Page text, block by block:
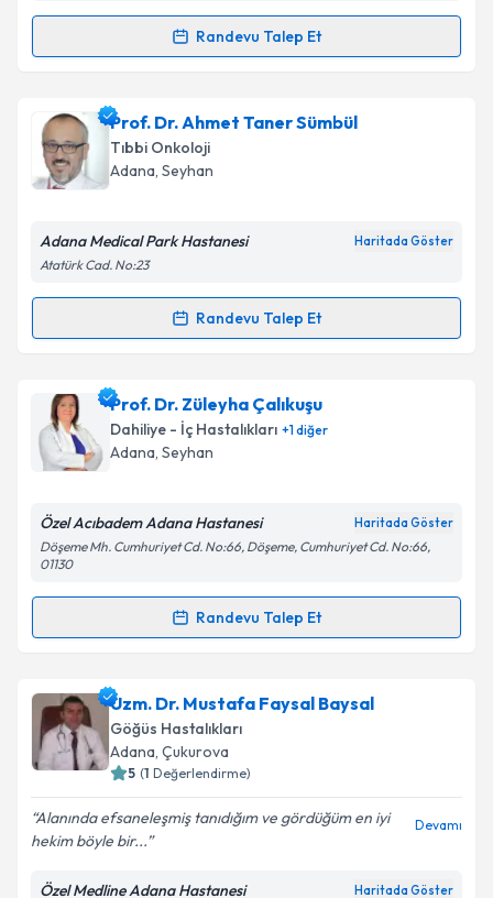
Takvim Talebini Gönder
Randevu Talep Et
Randevu Takvimi Talebi
Doç. Dr. Alper Fındıkçıoğluiçin randevu takvimi
talebi oluşturun. Size bu uzmandan randevu almanız
için bir takvim hazırlandığında e-posta ile
bilgilendireceğiz.
Kişisel verilerimin işlenmesine ilişkinAydınlatma
kapsamda işlenmesini kabul ediyorum.
Takvim Talebini Gönder
Prof. Dr. Ahmet Taner Sümbül
Tıbbi Onkoloji
Adana, Seyhan
Adana Medical Park Hastanesi Haritada Göster
Atatürk Cad. No:23
Randevu Talep Et
Randevu Takvimi Talebi
Prof. Dr. Ahmet Taner Sümbüliçin randevu takvimi
talebi oluşturun. Size bu uzmandan randevu almanız
için bir takvim hazırlandığında e-posta ile
bilgilendireceğiz.
Kişisel verilerimin işlenmesine ilişkin
Metni'ni okudum ve kişisel verilerimin belirtilen
Takvim Talebini Gönder
Prof. Dr. Züleyha Çalıkuşu
Dahiliye - İç Hastalıkları +1diğer
Adana, Seyhan
Özel Acıbadem Adana Hastanesi Haritada Göster
Döşeme Mh. Cumhuriyet Cd. No:66, Döşeme, Cumhuriyet Cd. No:66,
01130
Randevu Talep Et
Randevu Takvimi Talebi
Prof. Dr. Züleyha Çalıkuşuiçin randevu takvimi
talebi oluşturun. Size bu uzmandan randevu almanız
için bir takvim hazırlandığında e-posta ile
bilgilendireceğiz.
E-posta Adresiniz
Uzm. Dr. Mustafa Faysal Baysal
Göğüs Hastalıkları
Adana, Çukurova
5 (1 Değerlendirme)
Alanında efsaneleşmiş tanıdığım ve gördüğüm en iyi
hekim böyle bir...
Devamı
Özel Medline Adana Hastanesi Haritada Göster